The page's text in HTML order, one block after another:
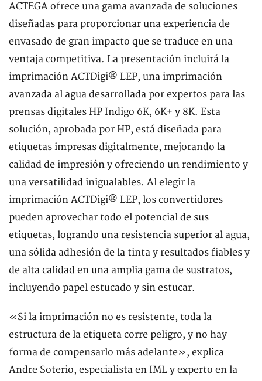
ACTEGA ofrece una gama avanzada de soluciones
diseñadas para proporcionar una experiencia de
envasado de gran impacto que se traduce en una
ventaja competitiva. La presentación incluirá la
imprimación ACTDigi® LEP, una imprimación
avanzada al agua desarrollada por expertos para las
prensas digitales HP Indigo 6K, 6K+ y 8K. Esta
solución, aprobada por HP, está diseñada para
etiquetas impresas digitalmente, mejorando la
calidad de impresión y ofreciendo un rendimiento y
una versatilidad inigualables. Al elegir la
imprimación ACTDigi® LEP, los convertidores
pueden aprovechar todo el potencial de sus
etiquetas, logrando una resistencia superior al agua,
una sólida adhesión de la tinta y resultados fiables y
de alta calidad en una amplia gama de sustratos,
incluyendo papel estucado y sin estucar.
«Si la imprimación no es resistente, toda la
estructura de la etiqueta corre peligro, y no hay
forma de compensarlo más adelante», explica
Andre Soterio, especialista en IML y experto en la